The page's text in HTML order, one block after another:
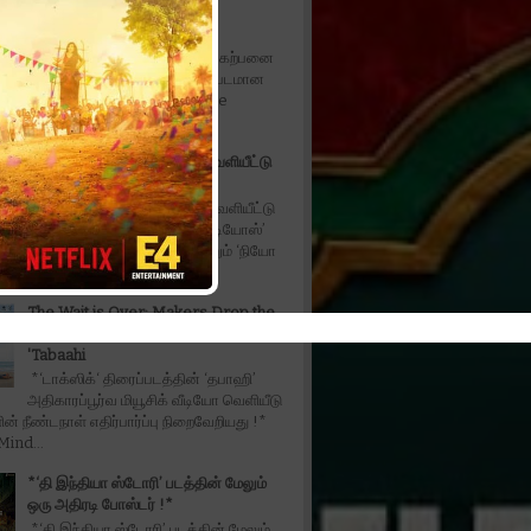
Fahadh Faasil in fantasy
entertainer*
*நடிகர் ஃபஹத் பாசில் நடிப்பில் கற்பனை
கலந்த பொழுதுபோக்கு திரைப்படமான
தி ட்ரபிள் - Don't Trouble The
*‘அன்பே டயானா’ டிரெய்லர் வெளியீட்டு
விழா
*‘அன்பே டயானா’ டிரெய்லர் வெளியீட்டு
விழா!!* ‘மில்லியன் டாலர் ஸ்டுடியோஸ்’
(Million Dollar Studios) மற்றும் ‘நியோ
(Neo Ca...
The Wait is Over: Makers Drop the
'Tabaahi
*‘டாக்ஸிக்‘ திரைப்படத்தின் ‘தபாஹி’
அதிகாரப்பூர்வ மியூசிக் வீடியோ வெளியீடு
நீண்டநாள் எதிர்பார்ப்பு நிறைவேறியது !*
*‘தி இந்தியா ஸ்டோரி’ படத்தின் மேலும்
ஒரு அதிரடி போஸ்டர் !*